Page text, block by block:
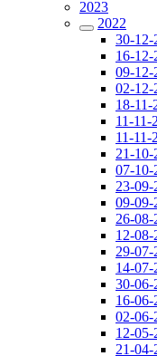
2023
2022
30-12-
16-12-
09-12-
02-12-
18-11-
11-11-
11-11-
21-10-
07-10-
23-09-
09-09-
26-08-
12-08-
29-07-
14-07-
30-06-
16-06-
02-06-
12-05-
21-04-